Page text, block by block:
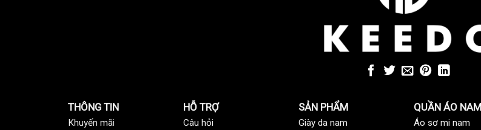
THÔNG TIN
Khuyến mãi
HỖ TRỢ
Câu hỏi
SẢN PHẨM
Giày da nam
QUẦN ÁO NAM
Áo sơ mi nam